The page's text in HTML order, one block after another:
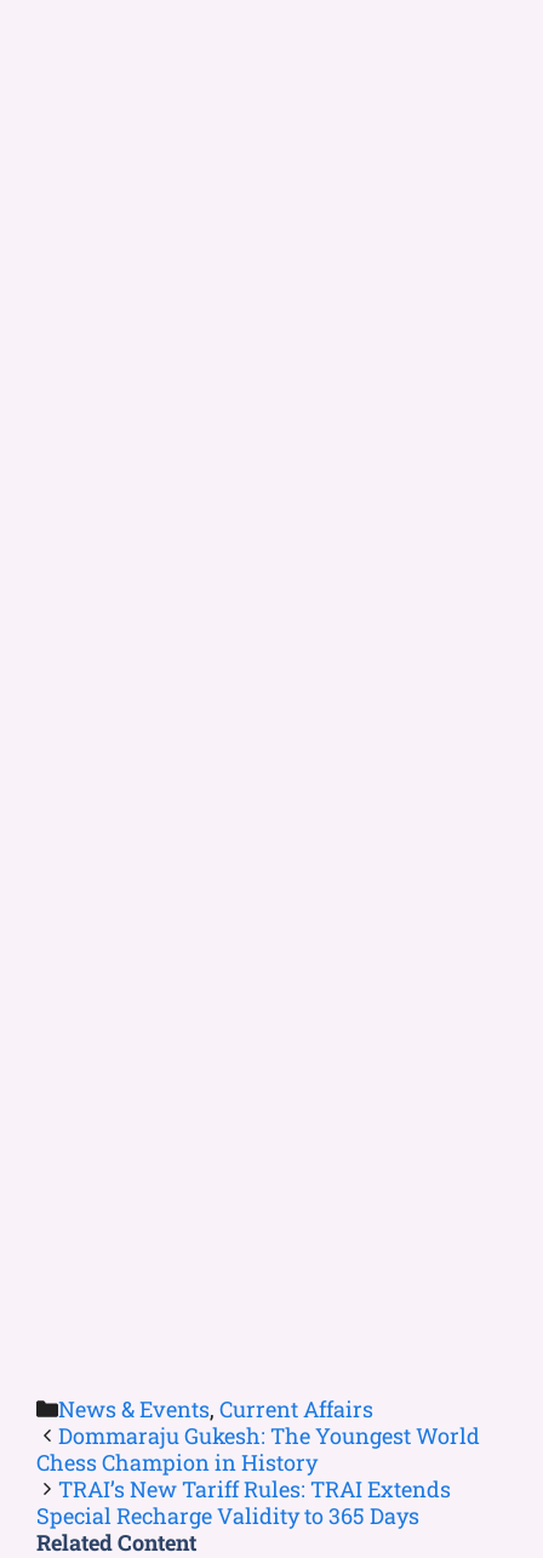
News & Events, Current Affairs
Dommaraju Gukesh: The Youngest World
Chess Champion in History
TRAI’s New Tariff Rules: TRAI Extends
Special Recharge Validity to 365 Days
Related Content